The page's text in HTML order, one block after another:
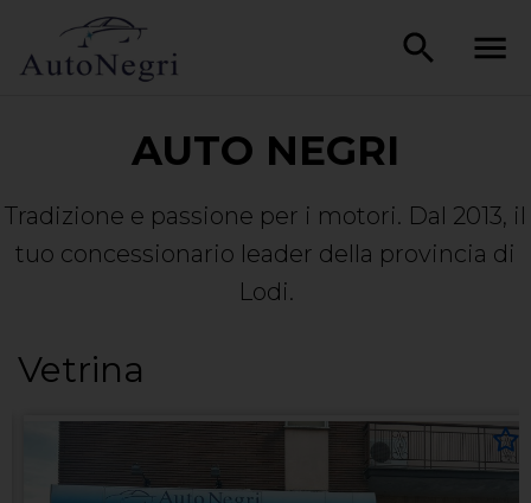
AUTO NEGRI
Tradizione e passione per i motori. Dal 2013, il
tuo concessionario leader della provincia di
Lodi.
Vetrina